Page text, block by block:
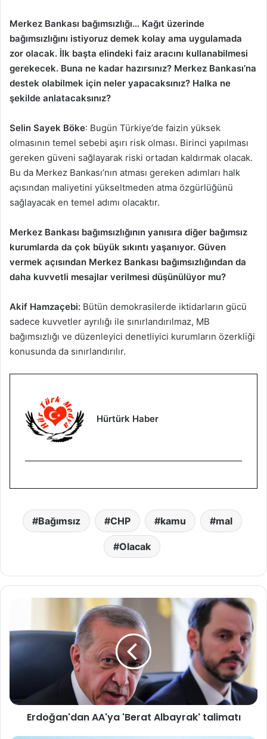
Merkez Bankası bağımsızlığı… Kağıt üzerinde
bağımsızlığını istiyoruz demek kolay ama uygulamada
zor olacak. İlk başta elindeki faiz aracını kullanabilmesi
gerekecek. Buna ne kadar hazırsınız? Merkez Bankası’na
destek olabilmek için neler yapacaksınız? Halka ne
şekilde anlatacaksınız?
Selin Sayek Böke: Bugün Türkiye’de faizin yüksek
olmasının temel sebebi aşırı risk olması. Birinci yapılması
gereken güveni sağlayarak riski ortadan kaldırmak olacak.
Bu da Merkez Bankası’nın atması gereken adımları halk
açısından maliyetini yükseltmeden atma özgürlüğünü
sağlayacak en temel adımı olacaktır.
Merkez Bankası bağımsızlığının yanısıra diğer bağımsız
kurumlarda da çok büyük sıkıntı yaşanıyor. Güven
vermek açısından Merkez Bankası bağımsızlığından da
daha kuvvetli mesajlar verilmesi düşünülüyor mu?
Akif Hamzaçebi: Bütün demokrasilerde iktidarların gücü
sadece kuvvetler ayrılığı ile sınırlandırılmaz, MB
bağımsızlığı ve düzenleyici denetliyici kurumların özerkliği
konusunda da sınırlandırılır.
Hürtürk Haber
Bağımsız CHP kamu mal
Olacak
d
ğ
d
Erdoğan'dan AA'ya 'Berat Albayrak' talimatı